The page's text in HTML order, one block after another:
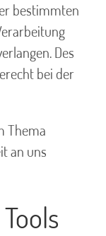
bestimmten
Des
bei der
Thema
an uns